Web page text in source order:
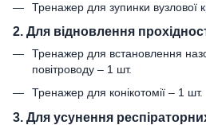
Тренажер для зупинки вузлової
2. Для відновлення
Тренажер для встановлення
повітроводу – 1 шт.
Тренажер для конікотомії – 1 шт.
3. Для усунення